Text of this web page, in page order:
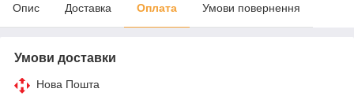
Опис Доставка Оплата Умови повернення
Умови доставки
Нова Пошта